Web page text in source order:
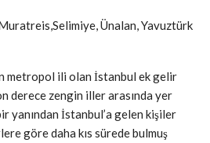
Ünalan, Yavuztürk
metropol ili olan İstanbul ek gelir
derece zengin iller arasında yer
yanından İstanbul’a gelen kişiler
göre daha kıs sürede bulmuş